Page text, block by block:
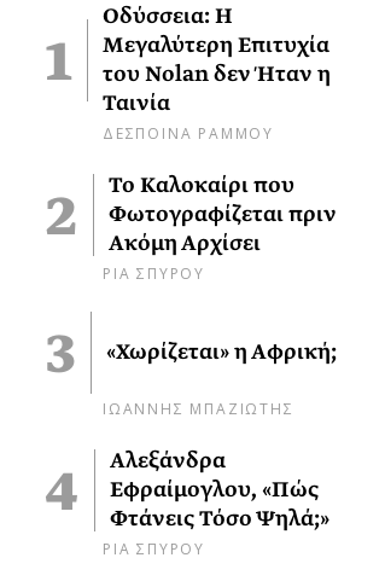
Οδύσσεια: Η
Μεγαλύτερη Επιτυχία
του Nolan δεν Ήταν η
Ταινία
ΔΕΣΠΟΙΝΑ ΡΑΜΜΟΥ
Το Καλοκαίρι που
Φωτογραφίζεται πριν
Ακόμη Αρχίσει
ΡΙΑ ΣΠΥΡΟΥ
«Χωρίζεται» η Αφρική;
ΙΩΑΝΝΗΣ ΜΠΑΖΙΩΤΗΣ
Αλεξάνδρα
Εφραίμογλου, «Πώς
Φτάνεις Τόσο Ψηλά;»
ΡΙΑ ΣΠΥΡΟΥ